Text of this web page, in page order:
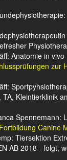
Anatomie in vivo
zur
Kleintierklinik
Spennemann:
Canine
Tiersektion
AB 2018 - folgt,